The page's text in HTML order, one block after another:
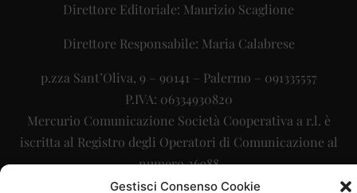
Gestisci Consenso Cookie
Direttore Editoriale: Maurizio Scaglione
Direttore Responsabile: Maria Calabrese
p.zza Sant’Oliva, 9 – 90141 – Palermo – 091335557
P.IVA: 06334930820
Mercurio Comunicazione Società Cooperativa a r.l. è
iscritta al Registro degli Operatori di Comunicazione al
numero 26988